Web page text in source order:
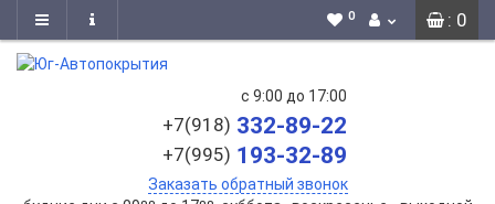
: 0
0
с 9:00 до 17:00
+7(918) 332-89-22
+7(995) 193-32-89
Заказать обратный звонок